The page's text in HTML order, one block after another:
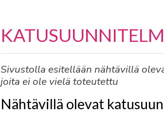
Sivustolla esitellään nähtävillä
joita ei ole vielä toteutettu
Nähtävillä olevat